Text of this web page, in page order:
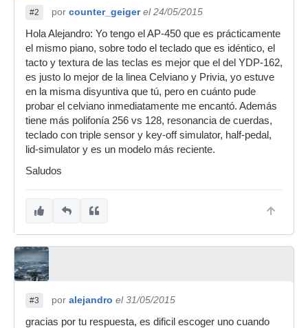
#2 por counter_geiger el 24/05/2015
Hola Alejandro: Yo tengo el AP-450 que es prácticamente
el mismo piano, sobre todo el teclado que es idéntico, el
tacto y textura de las teclas es mejor que el del YDP-162,
es justo lo mejor de la linea Celviano y Privia, yo estuve
en la misma disyuntiva que tú, pero en cuánto pude
probar el celviano inmediatamente me encantó. Además
tiene más polifonía 256 vs 128, resonancia de cuerdas,
teclado con triple sensor y key-off simulator, half-pedal,
lid-simulator y es un modelo más reciente.
Saludos
#3 por alejandro el 31/05/2015
gracias por tu respuesta, es dificil escoger uno cuando